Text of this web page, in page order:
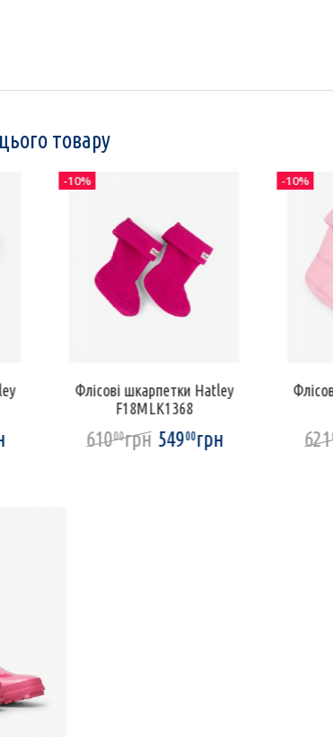
товару
Флісові шкарпетки Hatley
F18MLK1368
61000грн 54900грн
-10%
621
-10%